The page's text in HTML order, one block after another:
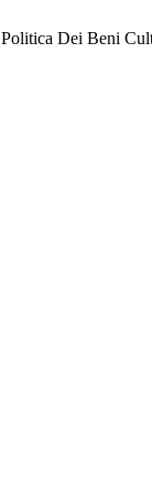
Dei Beni